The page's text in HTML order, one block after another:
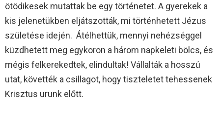
ötödikesek mutattak be egy történetet. A gyerekek a
kis jelenetükben eljátszották, mi történhetett Jézus
születése idején. Átélhettük, mennyi nehézséggel
küzdhetett meg egykoron a három napkeleti bölcs, és
mégis felkerekedtek, elindultak! Vállalták a hosszú
utat, követték a csillagot, hogy tiszteletet tehessenek
Krisztus urunk előtt.